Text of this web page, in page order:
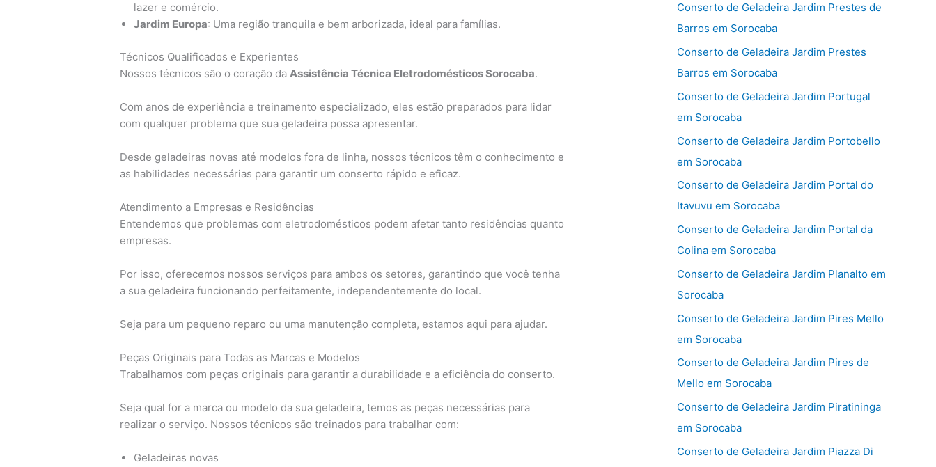
lazer e comércio.
Jardim Europa: Uma região tranquila e bem arborizada, ideal para famílias.
Técnicos Qualificados e Experientes
Nossos técnicos são o coração daAssistência Técnica Eletrodomésticos Sorocaba.
Com anos de experiência e treinamento especializado, eles estão preparados para lidar
com qualquer problema que sua geladeira possa apresentar.
Desde geladeiras novas até modelos fora de linha, nossos técnicos têm o conhecimento e
as habilidades necessárias para garantir um conserto rápido e eficaz.
Atendimento a Empresas e Residências
Entendemos que problemas com eletrodomésticos podem afetar tanto residências quanto
empresas.
Por isso, oferecemos nossos serviços para ambos os setores, garantindo que você tenha
a sua geladeira funcionando perfeitamente, independentemente do local.
Seja para um pequeno reparo ou uma manutenção completa, estamos aqui para ajudar.
Peças Originais para Todas as Marcas e Modelos
Trabalhamos com peças originais para garantir a durabilidade e a eficiência do conserto.
Seja qual for a marca ou modelo da sua geladeira, temos as peças necessárias para
realizar o serviço. Nossos técnicos são treinados para trabalhar com:
Geladeiras novas
Conserto de Geladeira Jardim Prestes de
Barros em Sorocaba
Conserto de Geladeira Jardim Prestes
Barros em Sorocaba
Conserto de Geladeira Jardim Portugal
em Sorocaba
Conserto de Geladeira Jardim Portobello
em Sorocaba
Conserto de Geladeira Jardim Portal do
Itavuvu em Sorocaba
Conserto de Geladeira Jardim Portal da
Colina em Sorocaba
Conserto de Geladeira Jardim Planalto em
Sorocaba
Conserto de Geladeira Jardim Pires Mello
em Sorocaba
Conserto de Geladeira Jardim Pires de
Mello em Sorocaba
Conserto de Geladeira Jardim Piratininga
em Sorocaba
Conserto de Geladeira Jardim Piazza Di